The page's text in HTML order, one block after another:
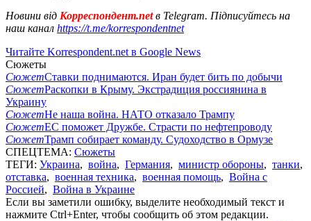
Новини від Корреспондент.netв Telegram. Підписуйтесь на
наш канал https://t.me/korrespondentnet
Читайте Korrespondent.net в Google News
Сюжеты
СюжетСтавки поднимаются. Иран будет бить по добычи
СюжетРаскопки в Крыму. Экстрадиция россиянина в
Украину
СюжетНе наша война. НАТО отказало Трампу
СюжетЕС поможет Дружбе. Страсти по нефтепроводу
СюжетТрамп собирает команду. Судоходство в Ормузе
СПЕЦТЕМА: Сюжеты
ТЕГИ: Украина, война, Германия, министр обороны, танки,
отставка, военная техника, военная помощь, Война с
Россией, Война в Украине
Если вы заметили ошибку, выделите необходимый текст и
нажмите Ctrl+Enter, чтобы сообщить об этом редакции.